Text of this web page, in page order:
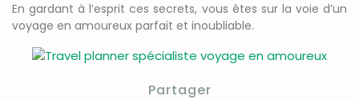
En gardant à l’esprit ces secrets, vous êtes sur la voie d’un
voyage en amoureux parfait et inoubliable.
Partager